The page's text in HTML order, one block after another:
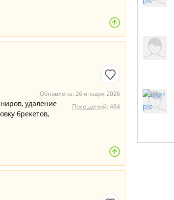
Обновлена: 26 января 2026
Посещений: 484
удаление
брекетов,